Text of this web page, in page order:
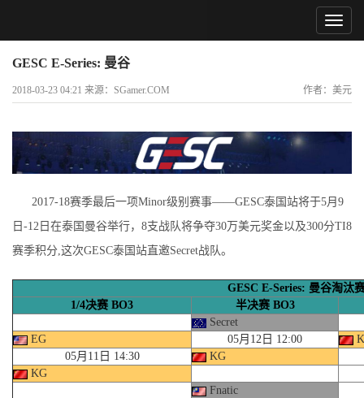
GESC E-Series: 曼谷
2018-03-23 04:21 来源：SGamer.COM 作者：美元
2017-18赛季最后一项Minor级别赛事——GESC泰国站将于5月9
日-12日在泰国曼谷举行，8支战队将争夺30万美元奖金以及300分TI8
赛季积分,这次GESC泰国站直邀Secret战队。
GESC E-Series: 曼谷淘汰
1/4决赛 BO3
半决赛 BO3
Secret
EG
05月12日 12:00
05月11日 14:30
KG
KG
Fnatic